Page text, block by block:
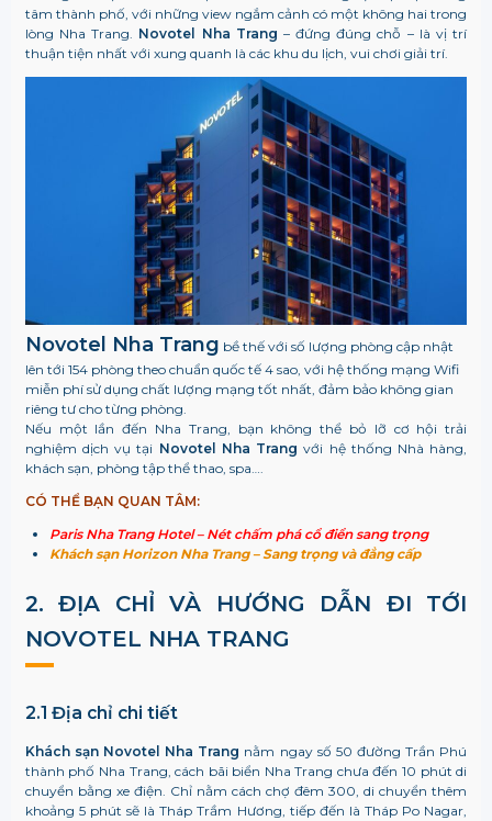
tâm thành phố, với những view ngắm cảnh có một không hai trong
lòng Nha Trang. Novotel Nha Trang – đứng đúng chỗ – là vị trí
thuận tiện nhất với xung quanh là các khu du lịch, vui chơi giải trí.
Novotel Nha Trang bề thế với số lượng phòng cập nhật
lên tới 154 phòng theo chuẩn quốc tế 4 sao, với hệ thống mạng Wifi
miễn phí sử dụng chất lượng mạng tốt nhất, đảm bảo không gian
riêng tư cho từng phòng.
Nếu một lần đến Nha Trang, bạn không thể bỏ lỡ cơ hội trải
nghiệm dịch vụ tại Novotel Nha Trangvới hệ thống Nhà hàng,
khách sạn, phòng tập thể thao, spa….
CÓ THỂ BẠN QUAN TÂM:
Paris Nha Trang Hotel – Nét chấm phá cổ điển sang trọng
Khách sạn Horizon Nha Trang – Sang trọng và đẳng cấp
2. ĐỊA CHỈ VÀ HƯỚNG DẪN ĐI TỚI
NOVOTEL NHA TRANG
2.1 Địa chỉ chi tiết
Khách sạn Novotel Nha Trang nằm ngay số 50 đường Trần Phú
thành phố Nha Trang, cách bãi biển Nha Trang chưa đến 10 phút di
chuyển bằng xe điện. Chỉ nằm cách chợ đêm 300, di chuyển thêm
khoảng 5 phút sẽ là Tháp Trầm Hương, tiếp đến là Tháp Po Nagar,